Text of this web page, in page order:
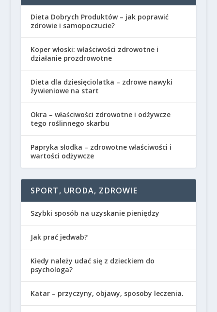
Dieta Dobrych Produktów – jak poprawić
zdrowie i samopoczucie?
Koper włoski: właściwości zdrowotne i
działanie prozdrowotne
Dieta dla dziesięciolatka – zdrowe nawyki
żywieniowe na start
Okra – właściwości zdrowotne i odżywcze
tego roślinnego skarbu
Papryka słodka – zdrowotne właściwości i
wartości odżywcze
SPORT, URODA, ZDROWIE
Szybki sposób na uzyskanie pieniędzy
Jak prać jedwab?
Kiedy należy udać się z dzieckiem do
psychologa?
Katar – przyczyny, objawy, sposoby leczenia.